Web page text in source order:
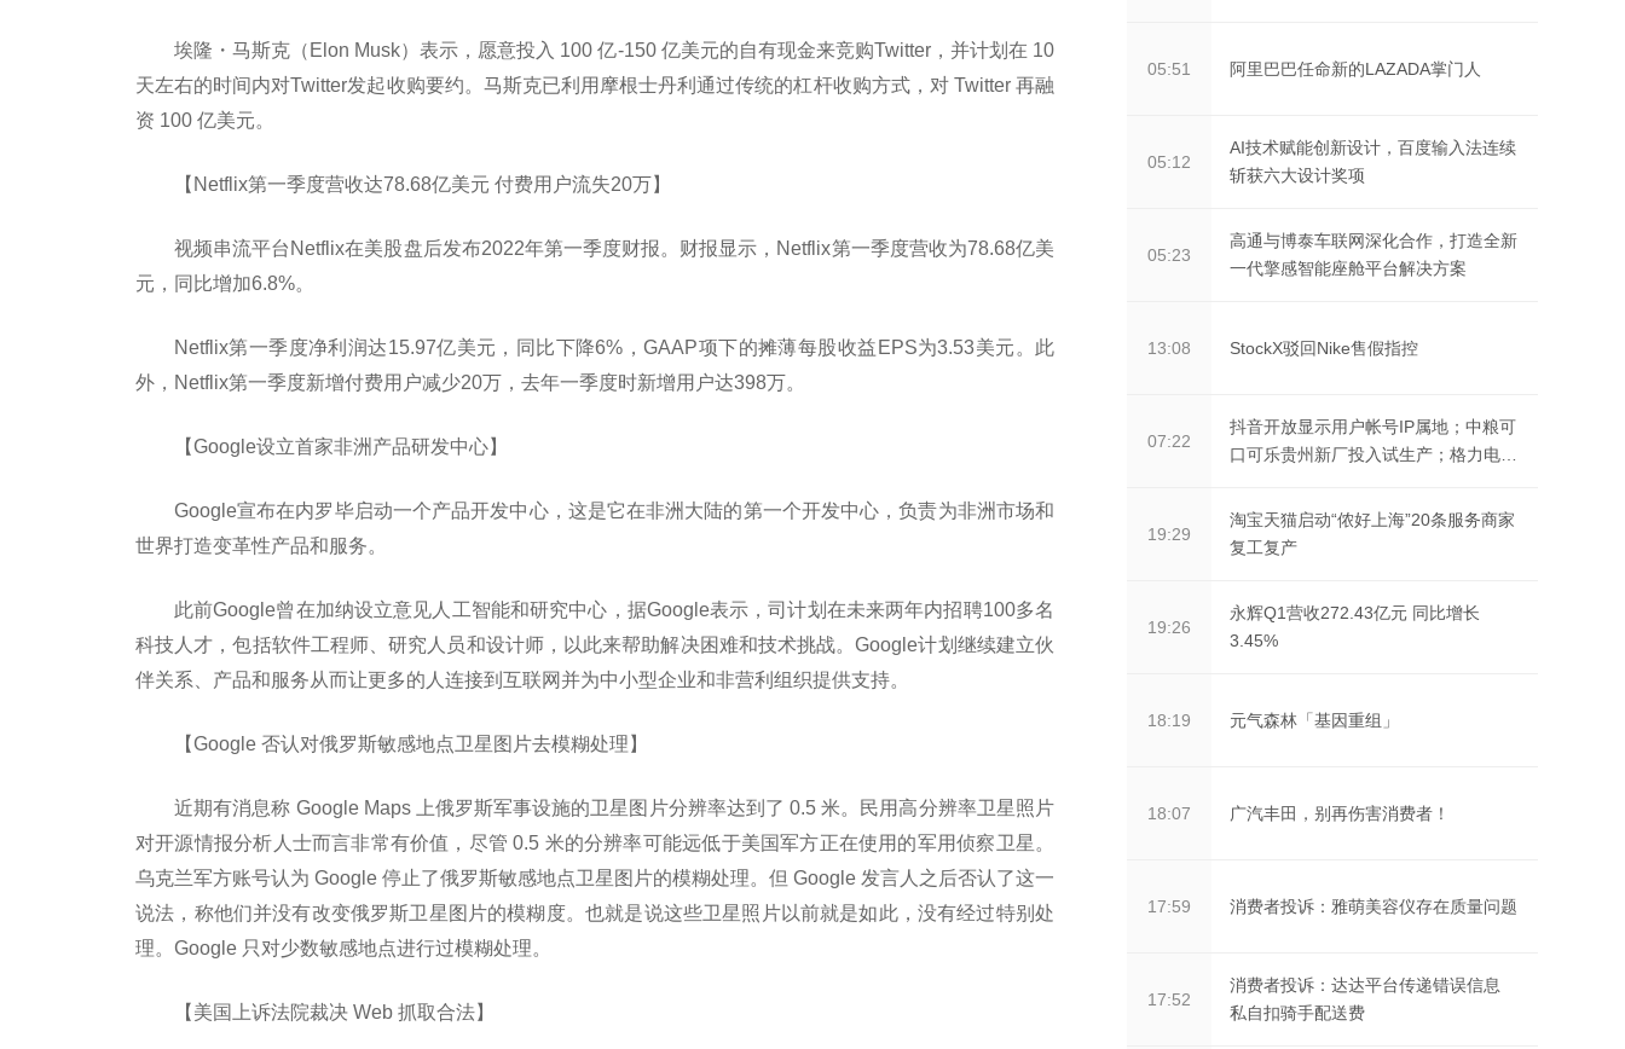
埃隆・马斯克（Elon Musk）表示，愿意投入 100 亿-150 亿美元的自有现金来竞购Twitter，并计划在 10
天左右的时间内对Twitter发起收购要约。马斯克已利用摩根士丹利通过传统的杠杆收购方式，对 Twitter 再融
资 100 亿美元。
【Netflix第一季度营收达78.68亿美元 付费用户流失20万】
视频串流平台Netflix在美股盘后发布2022年第一季度财报。财报显示，Netflix第一季度营收为78.68亿美
元，同比增加6.8%。
Netflix第一季度净利润达15.97亿美元，同比下降6%，GAAP项下的摊薄每股收益EPS为3.53美元。此
外，Netflix第一季度新增付费用户减少20万，去年一季度时新增用户达398万。
【Google设立首家非洲产品研发中心】
Google宣布在内罗毕启动一个产品开发中心，这是它在非洲大陆的第一个开发中心，负责为非洲市场和
世界打造变革性产品和服务。
此前Google曾在加纳设立意见人工智能和研究中心，据Google表示，司计划在未来两年内招聘100多名
科技人才，包括软件工程师、研究人员和设计师，以此来帮助解决困难和技术挑战。Google计划继续建立伙
伴关系、产品和服务从而让更多的人连接到互联网并为中小型企业和非营利组织提供支持。
【Google 否认对俄罗斯敏感地点卫星图片去模糊处理】
近期有消息称 Google Maps 上俄罗斯军事设施的卫星图片分辨率达到了 0.5 米。民用高分辨率卫星照片
对开源情报分析人士而言非常有价值，尽管 0.5 米的分辨率可能远低于美国军方正在使用的军用侦察卫星。
乌克兰军方账号认为 Google 停止了俄罗斯敏感地点卫星图片的模糊处理。但 Google 发言人之后否认了这一
说法，称他们并没有改变俄罗斯卫星图片的模糊度。也就是说这些卫星照片以前就是如此，没有经过特别处
理。Google 只对少数敏感地点进行过模糊处理。
【美国上诉法院裁决 Web 抓取合法】
05:51 阿里巴巴任命新的LAZADA掌门人
05:12
AI技术赋能创新设计，百度输入法连续
斩获六大设计奖项
05:23
高通与博泰车联网深化合作，打造全新
一代擎感智能座舱平台解决方案
13:08 StockX驳回Nike售假指控
07:22
抖音开放显示用户帐号IP属地；中粮可
口可乐贵州新厂投入试生产；格力电
19:29
淘宝天猫启动“侬好上海”20条服务商家
复工复产
19:26
永辉Q1营收272.43亿元 同比增长
3.45%
18:19 元气森林「基因重组」
18:07 广汽丰田，别再伤害消费者！
17:59 消费者投诉：雅萌美容仪存在质量问题
17:52
消费者投诉：达达平台传递错误信息
私自扣骑手配送费